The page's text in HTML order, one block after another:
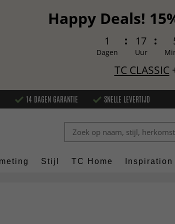
Happy Deals!
1
Dagen
17
Uur
TC CLASSIC
14 DAGEN GARANTIE SNELLE LEVERTIJD
Stijl TC Home Inspiration